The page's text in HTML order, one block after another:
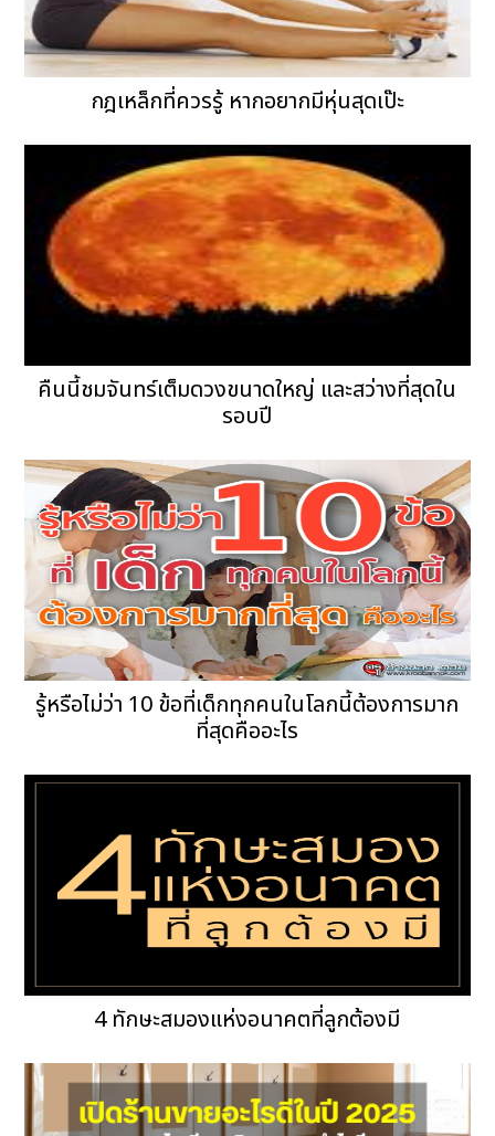
กฎเหล็กที่ควรรู้ หากอยากมีหุ่นสุดเป๊ะ
คืนนี้ชมจันทร์เต็มดวงขนาดใหญ่ และสว่างที่สุดใน
รอบปี
รู้หรือไม่ว่า 10 ข้อที่เด็กทุกคนในโลกนี้ต้องการมาก
ที่สุดคืออะไร
4 ทักษะสมองแห่งอนาคตที่ลูกต้องมี